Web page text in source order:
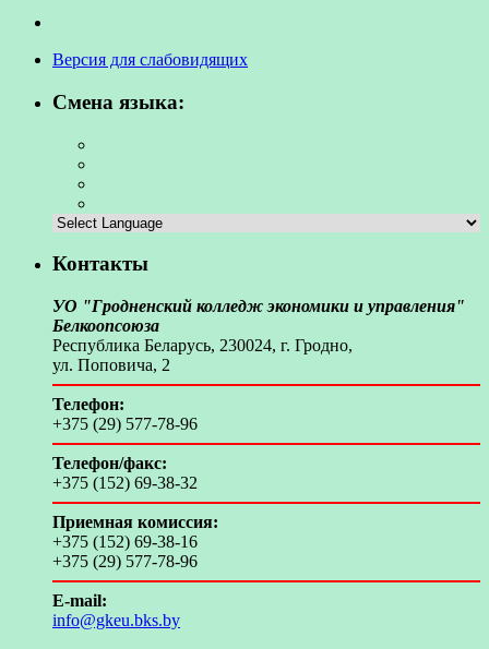
Версия для слабовидящих
Смена языка:
Контакты
УО "Гродненский колледж экономики и управления"
Белкоопсоюза
Республика Беларусь, 230024, г. Гродно,
ул. Поповича, 2
Телефон:
+375 (29) 577-78-96
Телефон/факс:
+375 (152) 69-38-32
Приемная комиссия:
+375 (152) 69-38-16
+375 (29) 577-78-96
E-mail:
info@gkeu.bks.by